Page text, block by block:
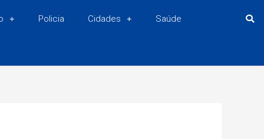
Policia Cidades Saúde